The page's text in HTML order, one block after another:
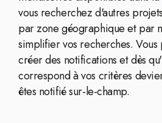
vous recherchez d'autres
par zone géographique et par
simplifier vos recherches.
créer des notifications et dès
correspond à vos critères
êtes notifié sur-le-champ.